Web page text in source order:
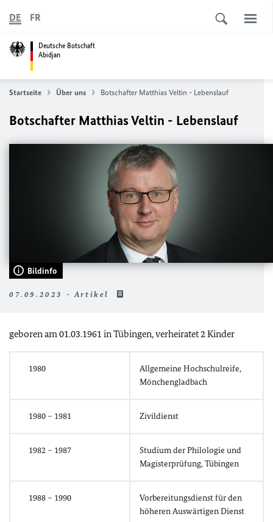
Deutsche Botschaft
Abidjan
DE FR
Startseite Über uns Botschafter Matthias Veltin - Lebenslauf
Botschafter Matthias Veltin - Lebenslauf
Bildinfo
07.09.2023 - Artikel
geboren am 01.03.1961 in Tübingen, verheiratet 2 Kinder
1980
Allgemeine Hochschulreife,
Mönchengladbach
1980 – 1981 Zivildienst
1982 – 1987
Studium der Philologie und
Magisterprüfung, Tübingen
1988 – 1990
Vorbereitungsdienst für den
höheren Auswärtigen Dienst